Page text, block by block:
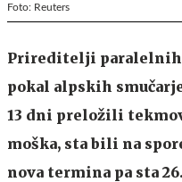
Foto: Reuters
Prireditelji paralelnih
pokal alpskih
13 dni preložili
moška, sta bili na
nova termina pa sta